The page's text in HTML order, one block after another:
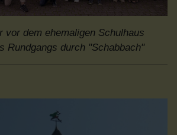
vor dem ehemaligen Schulhaus
Rundgangs durch "Schabbach"